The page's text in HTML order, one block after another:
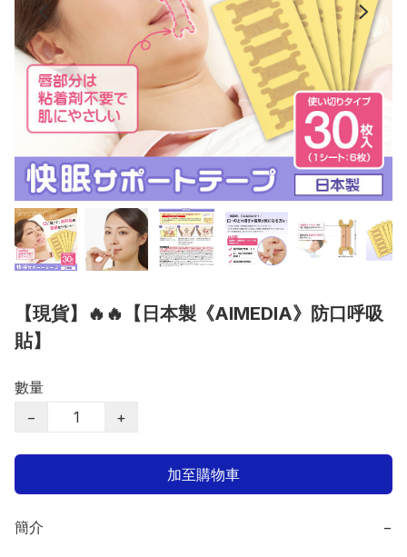
【現貨】🔥🔥【日本製《AIMEDIA》防口呼吸
貼】
數量
−
+
加至購物車
簡介 −